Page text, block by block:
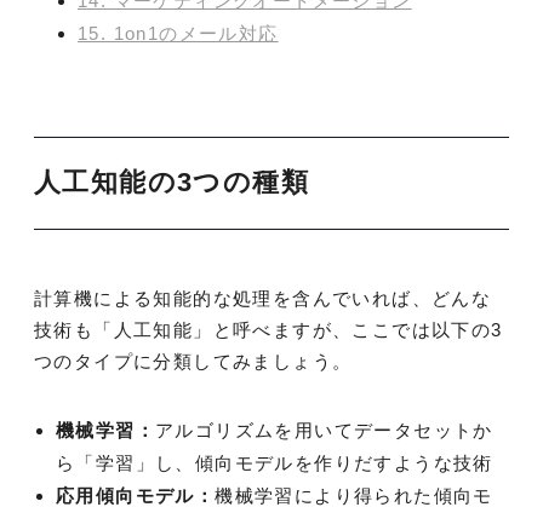
15. 1on1のメール対応
人工知能の3つの種類
計算機による知能的な処理を含んでいれば、どんな
技術も「人工知能」と呼べますが、ここでは以下の3
つのタイプに分類してみましょう。
機械学習： アルゴリズムを用いてデータセットか
ら「学習」し、傾向モデルを作りだすような技術
応用傾向モデル：機械学習により得られた傾向モ